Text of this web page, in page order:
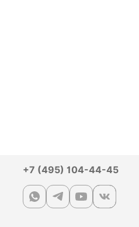
+7 (495) 104-44-45